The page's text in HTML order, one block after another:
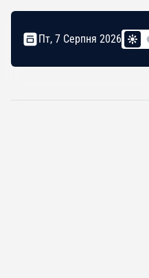
Пт, 7 Серпня 2026